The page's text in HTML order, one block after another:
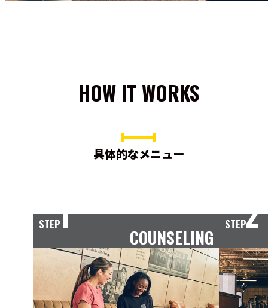
HOW IT WORKS
具体的なメニュー
STEP1
COUNSELING
STEP2